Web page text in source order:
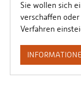
Sie wollen sich
verschaffen
Verfahren